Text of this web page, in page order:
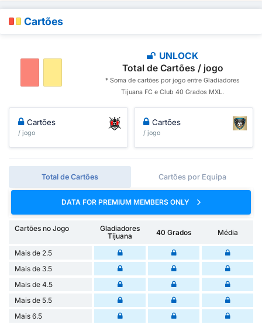
Cartões
UNLOCK
Total de Cartões / jogo
* Soma de cartões por jogo entre Gladiadores
Tijuana FC e Club 40 Grados MXL.
Cartões
/ jogo
Cartões
/ jogo
Total de Cartões Cartões por Equipa
DATA FOR PREMIUM MEMBERS ONLY
Cartões no Jogo
Gladiadores
Tijuana
40 Grados Média
Mais de 2.5
Mais de 3.5
Mais de 4.5
Mais de 5.5
Mais 6.5